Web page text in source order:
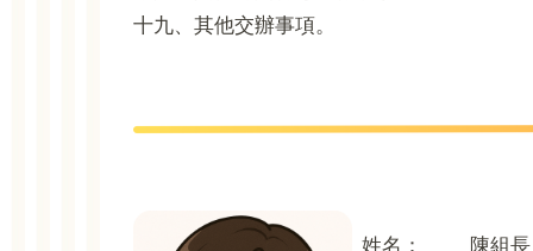
十九、其他交辦事項。
姓名： 陳組長